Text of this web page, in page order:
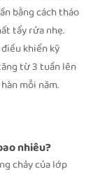
bằng cách tháo
tẩy rửa nhẹ.
khiển kỹ
từ 3 tuần lên
mỗi năm.
nhiêu?
chảy của lớp